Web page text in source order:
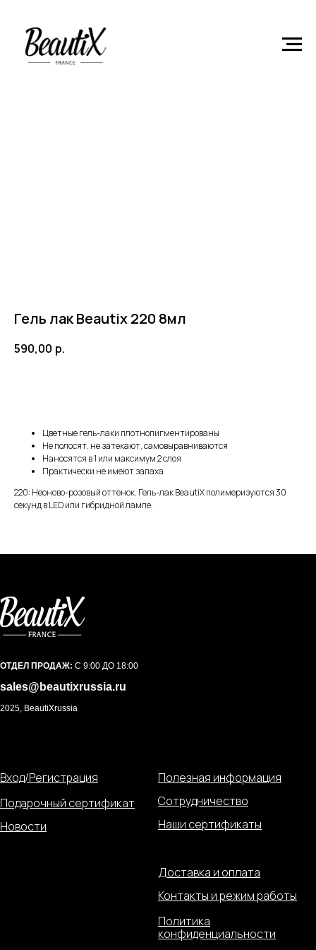
Гель лак Beautix 220 8мл
590,00 р.
Цветные гель-лаки плотнопигментированы
Не полосят, не затекают, самовыравниваются
Наносятся в 1 или максимум 2 слоя
Практически не имеют запаха
220: Неоново-розовый оттенок. Гель-лак BeautiX полимеризуются 30
секунд в LED или гибридной лампе.
ОТДЕЛ ПРОДАЖ: С 9:00 ДО 18:00
sales@beautixrussia.ru
2025, BeautiXrussia
Вход/Регистрация
Подарочный сертификат
Новости
Полезная информация
Сотрудничество
Наши сертификаты
Доставка и оплата
Контакты и режим работы
Политика
конфиденциальности